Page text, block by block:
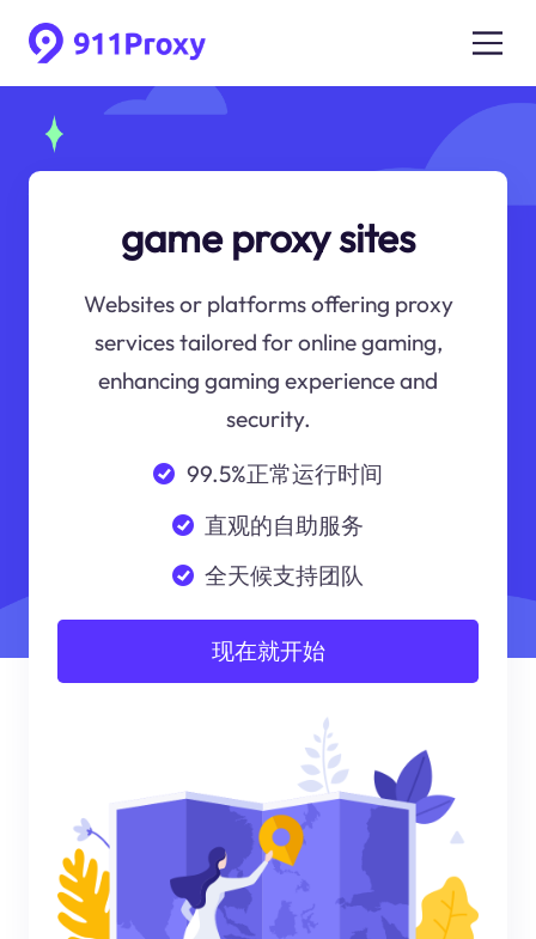
game proxy sites
Websites or platforms offering proxy
services tailored for online gaming,
enhancing gaming experience and
security.
99.5%正常运行时间
直观的自助服务
全天候支持团队
现在就开始